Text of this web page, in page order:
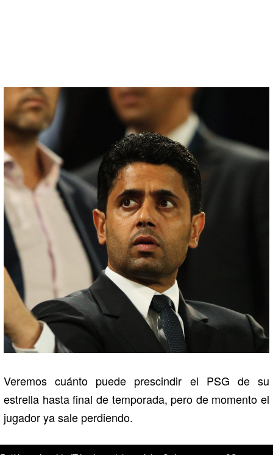
Veremos cuánto puede prescindir el PSG de su
estrella hasta final de temporada, pero de momento el
jugador ya sale perdiendo.